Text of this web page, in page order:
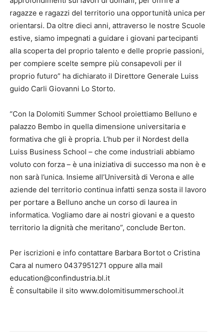
ragazze e ragazzi del territorio una opportunità unica per
orientarsi. Da oltre dieci anni, attraverso le nostre Scuole
estive, siamo impegnati a guidare i giovani partecipanti
alla scoperta del proprio talento e delle proprie passioni,
per compiere scelte sempre più consapevoli per il
proprio futuro” ha dichiarato il Direttore Generale Luiss
guido Carli Giovanni Lo Storto.
“Con la Dolomiti Summer School proiettiamo Belluno e
palazzo Bembo in quella dimensione universitaria e
formativa che gli è propria. L’hub per il Nordest della
Luiss Business School – che come industriali abbiamo
voluto con forza – è una iniziativa di successo ma non è e
non sarà l’unica. Insieme all’Università di Verona e alle
aziende del territorio continua infatti senza sosta il lavoro
per portare a Belluno anche un corso di laurea in
informatica. Vogliamo dare ai nostri giovani e a questo
territorio la dignità che meritano”, conclude Berton.
Per iscrizioni e info contattare Barbara Bortot o Cristina
Cara al numero 0437951271 oppure alla mail
education@confindustria.bl.it
È consultabile il sito www.dolomitisummerschool.it